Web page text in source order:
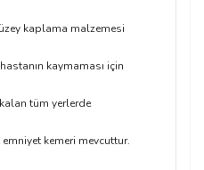
kaplama malzemesi
kaymaması için
tüm yerlerde
kemeri mevcuttur.